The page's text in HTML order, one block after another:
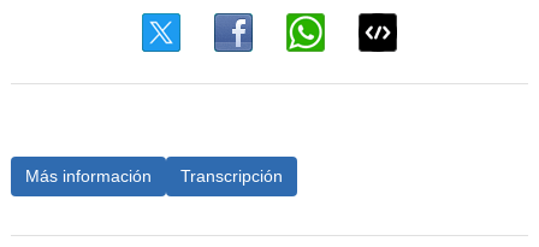
Más información Transcripción